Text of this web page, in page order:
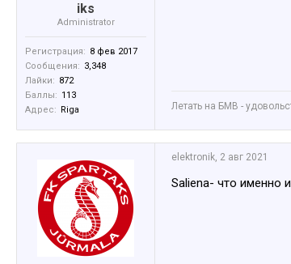
iks
Administrator
Регистрация: 8 фев 2017
Сообщения: 3,348
Лайки: 872
Баллы: 113
Адрес: Riga Летать на БМВ -
elektronik, 2 авг 2021
Saliena- что именно